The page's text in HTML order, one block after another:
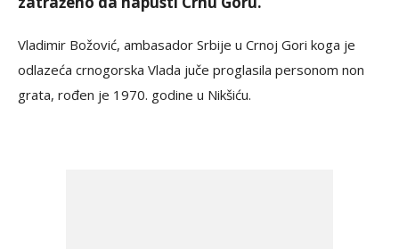
Vladimir Božović, ambasador Srbije u Crnoj Gori koga je
odlazeća crnogorska Vlada juče proglasila personom non
grata, rođen je 1970. godine u Nikšiću.